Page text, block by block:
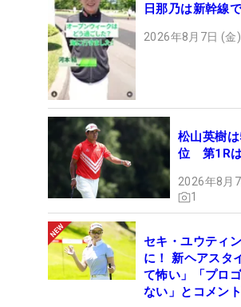
日那乃は新幹線
2026年8月7日 (金
松山英樹
位 第1Rは
2026年8月
1
セキ・ユウティ
に！ 新ヘアスタ
て怖い」「プロ
ない」とコメン